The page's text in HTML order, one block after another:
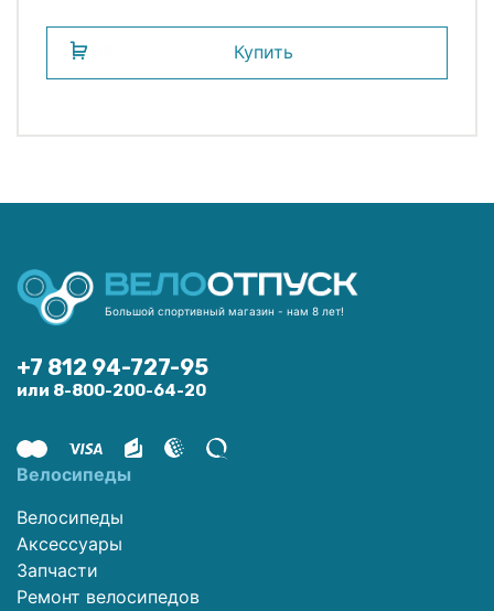
Купить
Большой спортивный магазин - нам 8 лет!
+7 812 94-727-95
или 8-800-200-64-20
Велосипеды
Велосипеды
Аксессуары
Запчасти
Ремонт велосипедов